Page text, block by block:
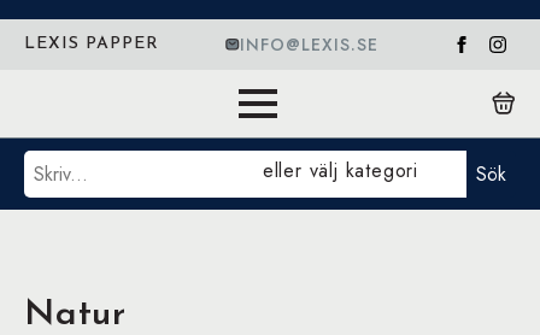
LEXIS PAPPER INFO@LEXIS.SE
Sök eller välj kategori Sök
Natur